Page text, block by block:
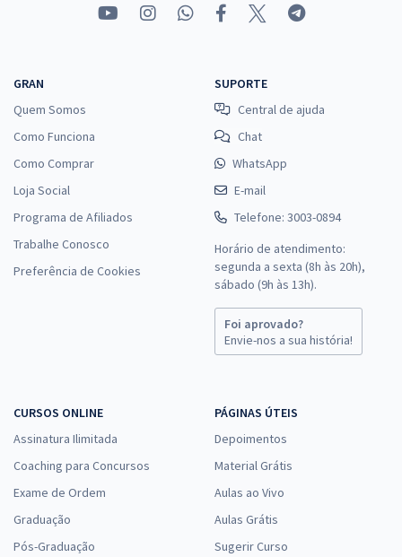
GRAN
Quem Somos
Como Funciona
Como Comprar
Loja Social
Programa de Afiliados
Trabalhe Conosco
Preferência de Cookies
SUPORTE
Central de ajuda
Chat
WhatsApp
E-mail
Telefone: 3003-0894
Horário de atendimento:
segunda a sexta (8h às 20h),
sábado (9h às 13h).
Foi aprovado?
Envie-nos a sua história!
CURSOS ONLINE
Assinatura Ilimitada
Coaching para Concursos
Exame de Ordem
Graduação
Pós-Graduação
PÁGINAS ÚTEIS
Depoimentos
Material Grátis
Aulas ao Vivo
Aulas Grátis
Sugerir Curso